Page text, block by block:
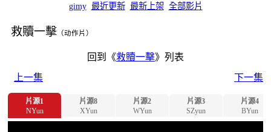
gimy 最近更新 最新上架 全部影片
救贖一擊 （动作片）
回到《救贖一擊》列表
上一集
下一集
片源1
NYun
片源8
XYun
片源2
WYun
片源3
SZyun
片源4
BYun